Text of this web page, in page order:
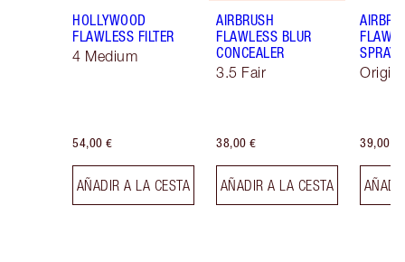
HOLLYWOOD
FLAWLESS FILTER
4 Medium
54,00 €
AÑADIR A LA CESTA
AIRBRUSH
FLAWLESS BLUR
CONCEALER
3.5 Fair
38,00 €
AÑADIR A LA CESTA
SPRAY
39,00 €